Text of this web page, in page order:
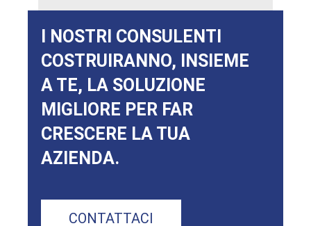
I NOSTRI CONSULENTI
COSTRUIRANNO, INSIEME
A TE, LA SOLUZIONE
MIGLIORE PER FAR
CRESCERE LA TUA
AZIENDA.
CONTATTACI